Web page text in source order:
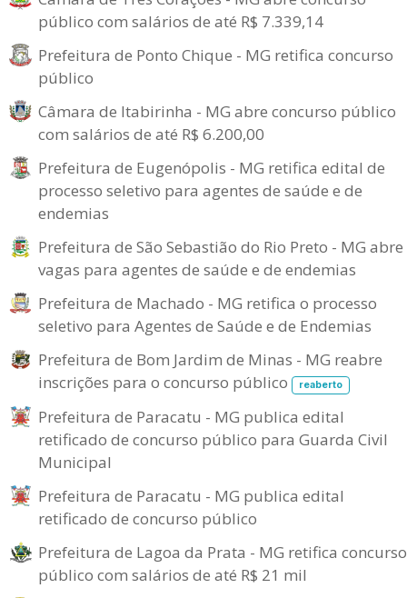
público com salários de até R$ 7.339,14
Prefeitura de Ponto Chique - MG retifica concurso
público
Câmara de Itabirinha - MG abre concurso público
com salários de até R$ 6.200,00
Prefeitura de Eugenópolis - MG retifica edital de
processo seletivo para agentes de saúde e de
endemias
Prefeitura de São Sebastião do Rio Preto - MG abre
vagas para agentes de saúde e de endemias
Prefeitura de Machado - MG retifica o processo
seletivo para Agentes de Saúde e de Endemias
Prefeitura de Bom Jardim de Minas - MG reabre
inscrições para o concurso público
reaberto
Prefeitura de Paracatu - MG publica edital
retificado de concurso público para Guarda Civil
Municipal
Prefeitura de Paracatu - MG publica edital
retificado de concurso público
Prefeitura de Lagoa da Prata - MG retifica concurso
público com salários de até R$ 21 mil